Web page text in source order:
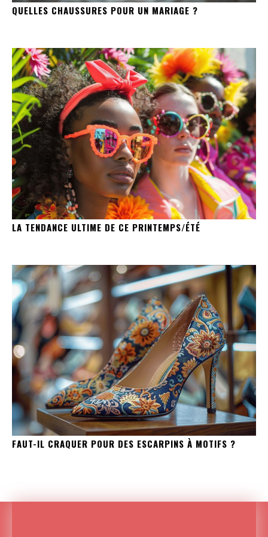
QUELLES CHAUSSURES POUR UN MARIAGE ?
LA TENDANCE ULTIME DE CE PRINTEMPS/ÉTÉ
FAUT-IL CRAQUER POUR DES ESCARPINS À MOTIFS ?